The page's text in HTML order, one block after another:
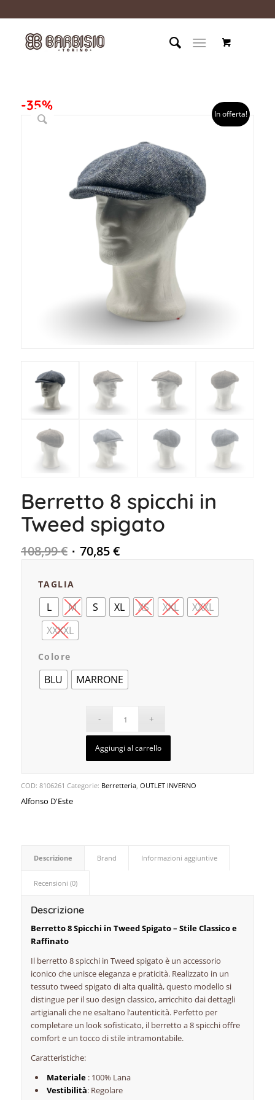
-35%
In offerta!
Berretto 8 spicchi in
Tweed spigato
108,99€ 70,85€
TAGLIA
L M S XL XS XXL
XXXL
XXXXL
Colore
BLU MARRONE
Aggiungi al carrello
COD: 8106261 Categorie: Berretteria, OUTLET INVERNO
Alfonso D'Este
Descrizione Brand Informazioni aggiuntive
Recensioni (0)
Descrizione
Berretto 8 Spicchi in Tweed Spigato – Stile Classico e
Raffinato
Il berretto 8 spicchi in Tweed spigato è un accessorio
iconico che unisce eleganza e praticità. Realizzato in un
tessuto tweed spigato di alta qualità, questo modello si
distingue per il suo design classico, arricchito dai dettagli
artigianali che ne esaltano l’autenticità. Perfetto per
completare un look sofisticato, il berretto a 8 spicchi offre
comfort e un tocco di stile intramontabile.
Caratteristiche:
Materiale: 100% Lana
Vestibilità: Regolare